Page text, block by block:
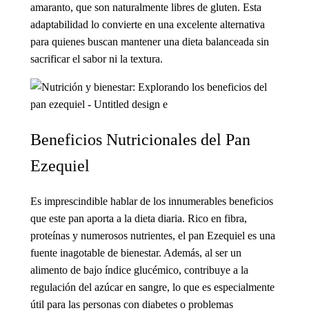
amaranto, que son naturalmente libres de gluten. Esta
adaptabilidad lo convierte en una excelente alternativa
para quienes buscan mantener una dieta balanceada sin
sacrificar el sabor ni la textura.
Beneficios Nutricionales del Pan
Ezequiel
Es imprescindible hablar de los innumerables beneficios
que este pan aporta a la dieta diaria. Rico en fibra,
proteínas y numerosos nutrientes, el pan Ezequiel es una
fuente inagotable de bienestar. Además, al ser un
alimento de bajo índice glucémico, contribuye a la
regulación del azúcar en sangre, lo que es especialmente
útil para las personas con diabetes o problemas